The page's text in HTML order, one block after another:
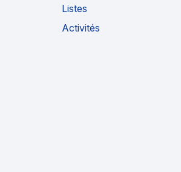
Listes
Activités